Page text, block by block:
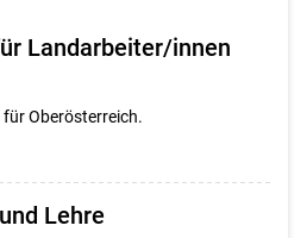
Landarbeiter/innen
Oberösterreich.
Lehre